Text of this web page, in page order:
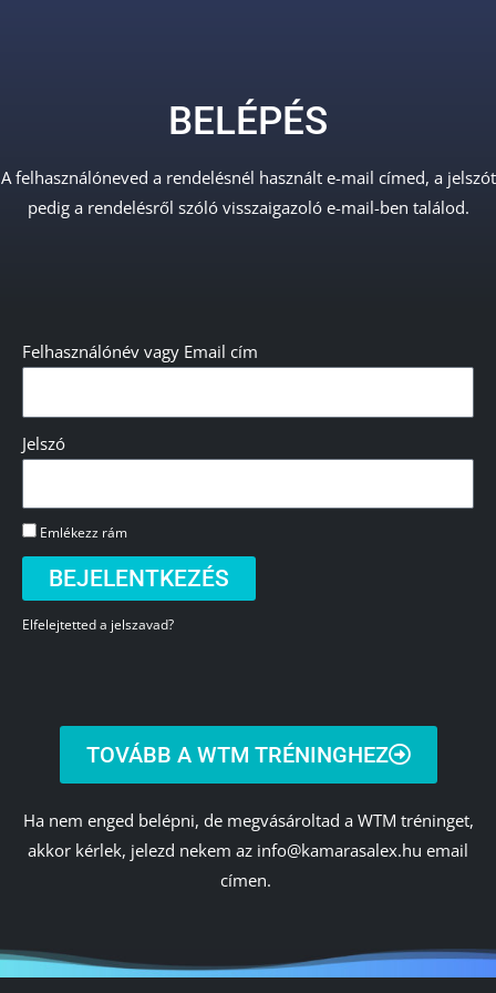
BELÉPÉS
A felhasználóneved a rendelésnél használt e-mail címed, a jelszót
pedig a rendelésről szóló visszaigazoló e-mail-ben találod.
Felhasználónév vagy Email cím
Jelszó
Emlékezz rám
BEJELENTKEZÉS
Elfelejtetted a jelszavad?
TOVÁBB A WTM TRÉNINGHEZ
Ha nem enged belépni, de megvásároltad a WTM tréninget,
akkor kérlek, jelezd nekem az info@kamarasalex.hu email
címen.